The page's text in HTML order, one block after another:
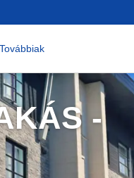
Továbbiak
-